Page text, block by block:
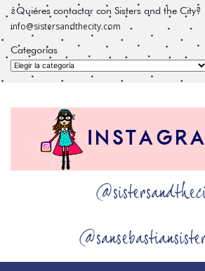
¿Quiéres contactar con Sisters and the City?
info@sistersandthecity.com
Categorías
Categorías